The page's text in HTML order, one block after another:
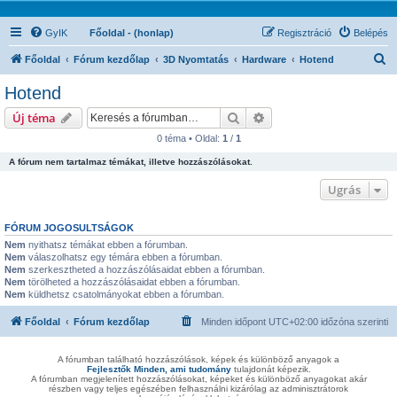
GyIK Főoldal - (honlap) Belépés
Regisztráció
Főoldal Fórum kezdőlap 3D Nyomtatás Hardware Hotend
Hotend
Új téma Keresés
0 téma • Oldal: 1 / 1
A fórum nem tartalmaz témákat, illetve hozzászólásokat.
Ugrás
FÓRUM JOGOSULTSÁGOK
Nem nyithatsz témákat ebben a fórumban.
Nem válaszolhatsz egy témára ebben a fórumban.
Nem szerkesztheted a hozzászólásaidat ebben a fórumban.
Nem törölheted a hozzászólásaidat ebben a fórumban.
Nem küldhetsz csatolmányokat ebben a fórumban.
Főoldal Fórum kezdőlap Minden időpont UTC+02:00 időzóna szerinti
A fórumban található hozzászólások, képek és különböző anyagok a
Fejlesztők Minden, ami tudománytulajdonát képezik.
A fórumban megjelenített hozzászólásokat, képeket és különböző anyagokat akár
részben vagy teljes egészében felhasználni kizárólag az adminisztrátorok